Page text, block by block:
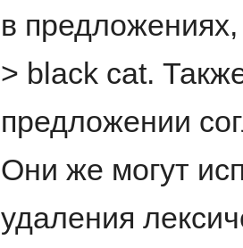
в
> black cat.
предложении
Они же могут
удаления